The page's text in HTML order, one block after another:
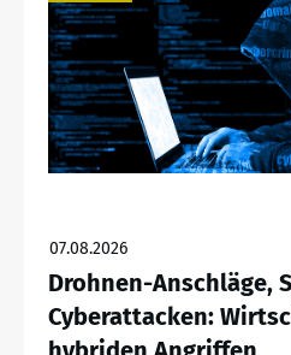
07.08.2026
Drohnen-Anschläge,
Cyberattacken: